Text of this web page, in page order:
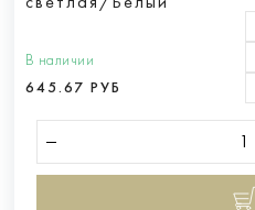
В наличии
645.67 РУБ